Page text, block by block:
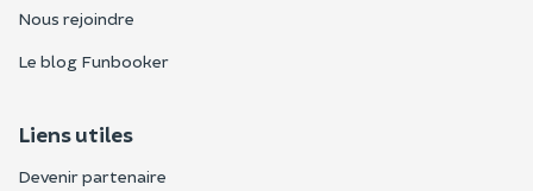
Nous rejoindre
Le blog Funbooker
Liens utiles
Devenir partenaire